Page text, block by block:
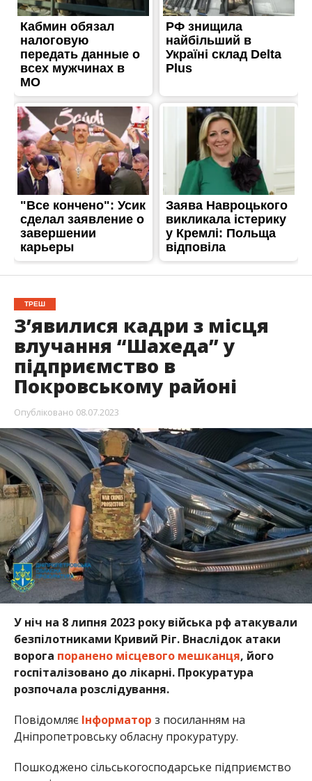
ТРЕШ
З’явилися кадри з місця
влучання “Шахеда” у
підприємство в
Покровському районі
Опубліковано 08.07.2023
У ніч на 8 липня 2023 року війська рф атакували
безпілотниками Кривий Ріг. Внаслідок атаки
ворога поранено місцевого мешканця, його
госпіталізовано до лікарні. Прокуратура
розпочала розслідування.
Повідомляє Інформатор з посиланням на
Дніпропетровську обласну прокуратуру.
Пошкоджено сільськогосподарське підприємство